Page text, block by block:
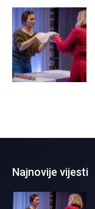
Najnovije vijesti